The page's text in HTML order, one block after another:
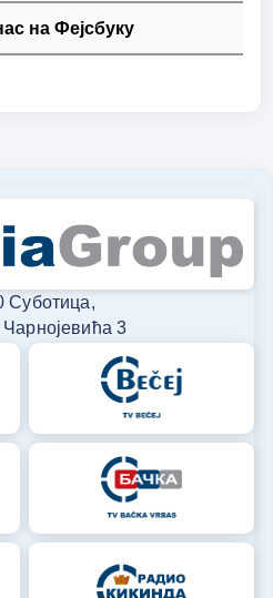
на Фејсбуку
Суботица,
Чарнојевића 3